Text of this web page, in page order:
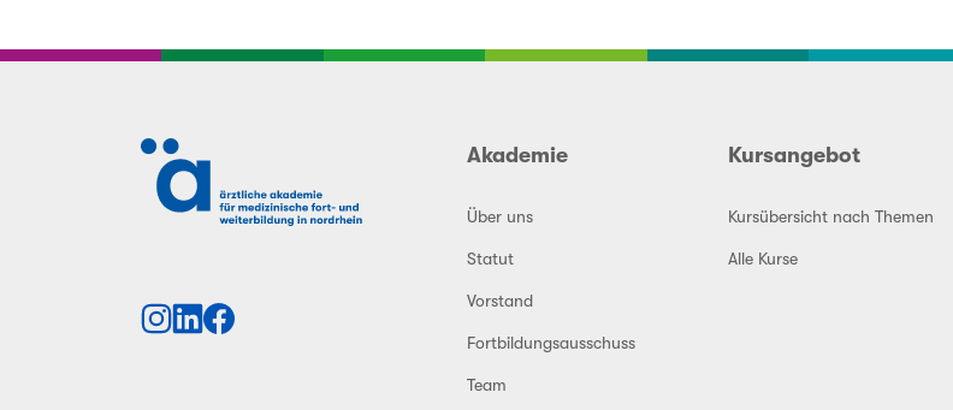
Akademie
Über uns
Statut
Vorstand
Fortbildungsausschuss
Team
Kursangebot
Kursübersicht nach Themen
Alle Kurse